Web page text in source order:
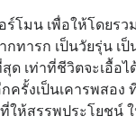
ร์โมน เพื่อให้โดยร
ทารก เป็นวัยรุ่น เป็
เท่าที่ชีวิตจะเอื้อไ
รั้งเป็นเคารพสอง
ให้สรรพประโยชน์